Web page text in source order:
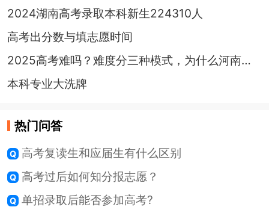
2024湖南高考录取本科新生224310人
高考出分数与填志愿时间
2025高考难吗？难度分三种模式，为什么河南广东高考难度更大些？
本科专业大洗牌
热门问答
高考复读生和应届生有什么区别
高考过后如何知分报志愿？
单招录取后能否参加高考?